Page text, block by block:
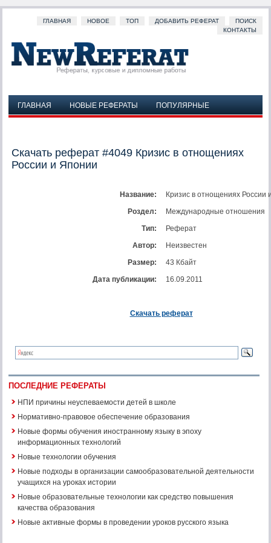
ГЛАВНАЯ НОВОЕ ТОП ДОБАВИТЬ РЕФЕРАТ
ПОИСК
КОНТАКТЫ
ГЛАВНАЯ НОВЫЕ РЕФЕРАТЫ
ПОПУЛЯРНЫЕ
Скачать реферат #4049 Кризис в отнощениях
России и Японии
Название:
Кризис в отнощениях России
Роздел:
Международные отношения
Тип:
Реферат
Автор:
Неизвестен
Размер:
43 Кбайт
Дата публикации:
16.09.2011
Скачать реферат
ПОСЛЕДНИЕ РЕФЕРАТЫ
НПИ причины неуспеваемости детей в школе
Нормативно-правовое обеспечение образования
Новые формы обучения иностранному языку в эпоху
информационных технологий
Новые технологии обучения
Новые подходы в организации самообразовательной деятельности
учащихся на уроках истории
Новые образовательные технологии как средство повышения
качества образования
Новые активные формы в проведении уроков русского языка